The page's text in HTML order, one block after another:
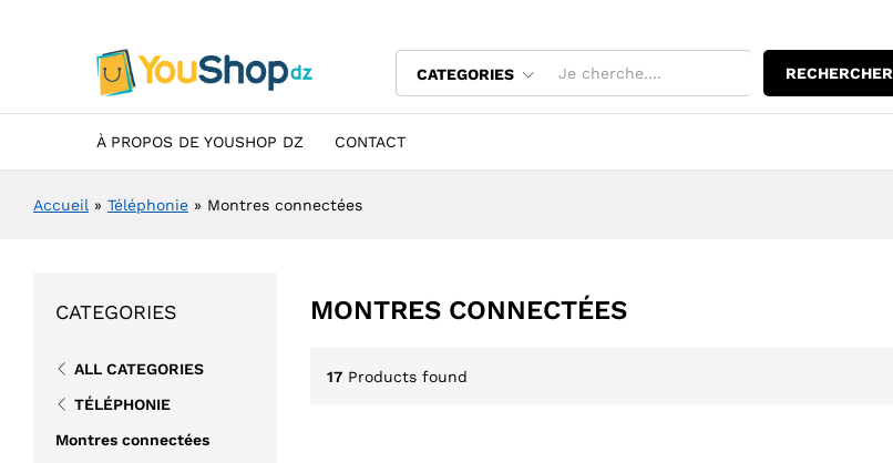
CATEGORIES RECHERCHER
À PROPOS DE YOUSHOP DZ CONTACT
Accueil » Téléphonie » Montres connectées
MONTRES CONNECTÉES
17 Products found
CATEGORIES
ALL CATEGORIES
TÉLÉPHONIE
Montres connectées